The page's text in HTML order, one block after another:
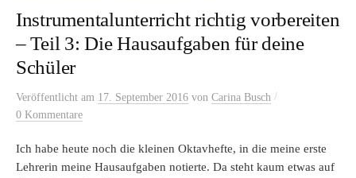
Instrumentalunterricht richtig vorbereiten
– Teil 3: Die Hausaufgaben für deine
Schüler
Veröffentlicht am 17. September 2016 von Carina Busch /
0 Kommentare
Ich habe heute noch die kleinen Oktavhefte, in die meine erste
Lehrerin meine Hausaufgaben notierte. Da steht kaum etwas auf